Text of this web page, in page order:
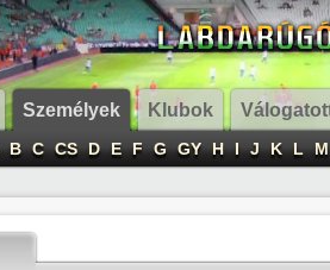
Személyek Klubok
B C CS D E F G GY H I J K L M